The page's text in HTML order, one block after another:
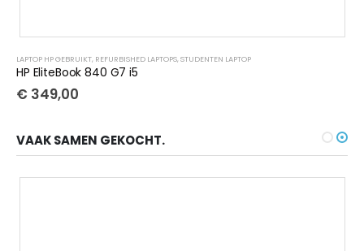
LAPTOP HP GEBRUIKT, REFURBISHED LAPTOPS, STUDENTEN LAPTOP
HP EliteBook 840 G7 i5
€ 349,00
VAAK SAMEN GEKOCHT.